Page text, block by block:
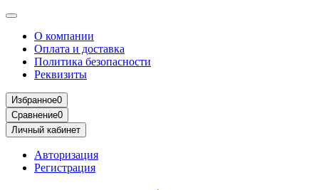
О компании
Оплата и доставка
Политика безопасности
Реквизиты
Избранное0
Сравнение0
Личный кабинет
Авторизация
Регистрация